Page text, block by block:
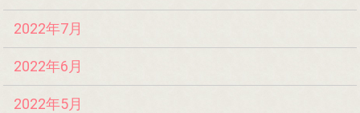
2022年7月
2022年6月
2022年5月